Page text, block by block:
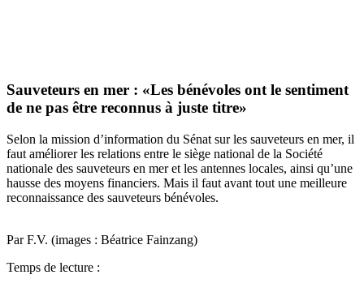
Sauveteurs en mer : «Les bénévoles ont le sentiment
de ne pas être reconnus à juste titre»
Selon la mission d’information du Sénat sur les sauveteurs en mer, il
faut améliorer les relations entre le siège national de la Société
nationale des sauveteurs en mer et les antennes locales, ainsi qu’une
hausse des moyens financiers. Mais il faut avant tout une meilleure
reconnaissance des sauveteurs bénévoles.
Par F.V. (images : Béatrice Fainzang)
Temps de lecture :